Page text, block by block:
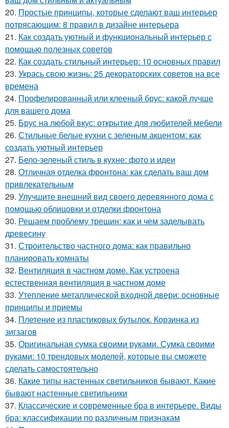
20. Простые принципы, которые сделают ваш интерьер
потрясающим: 8 правил в дизайне интерьера
21. Как создать уютный и функциональный интерьер с
помощью полезных советов
22. Как создать стильный интерьер: 10 основных правил
23. Укрась свою жизнь: 25 декораторских советов на все
времена
24. Профелированный или клееный брус: какой лучше
для вашего дома
25. Брус на любой вкус: открытие для любителей мебели
26. Стильные белые кухни с зеленым акцентом: как
создать уютный интерьер
27. Бело-зеленый стиль в кухне: фото и идеи
28. Отличная отделка фронтона: как сделать ваш дом
привлекательным
29. Улучшите внешний вид своего деревянного дома с
помощью облицовки и отделки фронтона
30. Решаем проблему трещин: как и чем заделывать
древесину
31. Строительство частного дома: как правильно
планировать комнаты
32. Вентиляция в частном доме. Как устроена
естественная вентиляция в частном доме
33. Утепление металлической входной двери: основные
принципы и приемы
34. Плетение из пластиковых бутылок. Корзинка из
зигзагов
35. Оригинальная сумка своими руками. Сумка своими
руками: 10 трендовых моделей, которые вы сможете
сделать самостоятельно
36. Какие типы настенных светильников бывают. Какие
бывают настенные светильники
37. Классические и современные бра в интерьере. Виды
бра: классификации по различным признакам